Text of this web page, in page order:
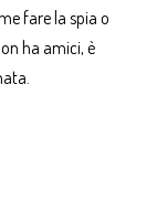
fare la spia o
ha amici, è